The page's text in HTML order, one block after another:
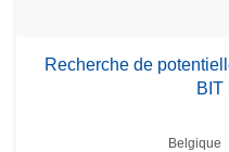
Recherche de
BIT
Lieux
Belgique